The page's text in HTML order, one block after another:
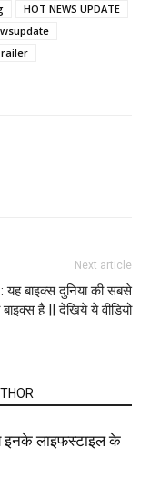
HOT NEWS UPDATE
Next article
यह बाइक्स दुनिया की सबसे
बाइक्स है || देखिये ये वीडियो
इनके लाइफस्टाइल के